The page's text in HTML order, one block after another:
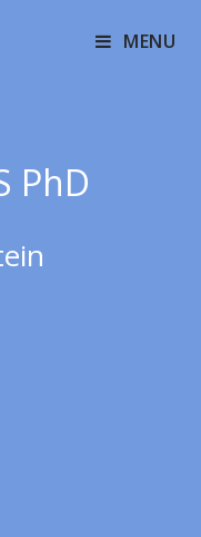
MENU
PhD